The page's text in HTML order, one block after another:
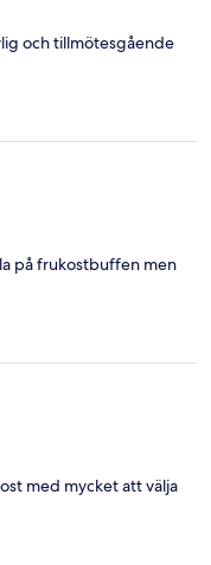
och tillmötesgående
på frukostbuffen men
med mycket att välja